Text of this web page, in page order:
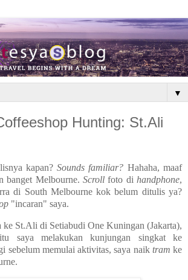
▼
Hunting: St.Ali
kapan?Sounds familiar? Hahaha, maaf
banget Melbourne. Scroll foto di handphone,
di South Melbourne kok belum ditulis ya?
"incaran" saya.
ke St.Ali di Setiabudi One Kuningan (Jakarta),
saya melakukan kunjungan singkat ke
sebelum memulai aktivitas, saya naik tram ke